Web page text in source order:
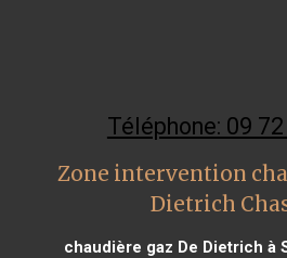
Téléphone: 09
Zone intervention
Dietrich
chaudière gaz De Dietrich à